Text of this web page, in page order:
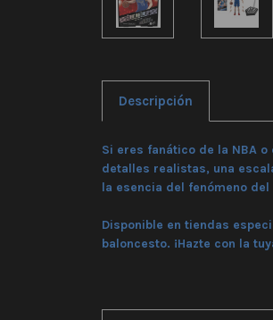
Descripción
Si eres fanático de la NBA
detalles realistas, una
la esencia del fenómeno del
Disponible en tiendas
baloncesto. ¡Hazte con la